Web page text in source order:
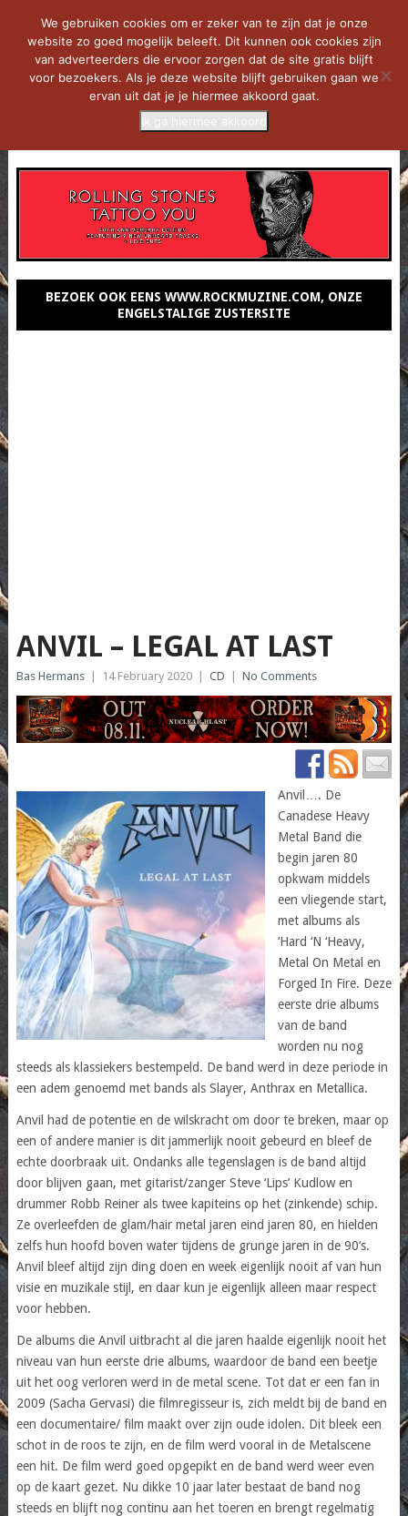
BEZOEK OOK EENS WWW.ROCKMUZINE.COM, ONZE
ENGELSTALIGE ZUSTERSITE
ANVIL – LEGAL AT LAST
Bas Hermans 14 February 2020 CD No Comments
Anvil…. De
Canadese Heavy
Metal Band die
begin jaren 80
opkwam middels
een vliegende start,
met albums als
‘Hard ‘N ‘Heavy,
Metal On Metal en
Forged In Fire. Deze
eerste drie albums
van de band
worden nu nog
steeds als klassiekers bestempeld. De band werd in deze periode in
een adem genoemd met bands als Slayer, Anthrax en Metallica.
Anvil had de potentie en de wilskracht om door te breken, maar op
een of andere manier is dit jammerlijk nooit gebeurd en bleef de
echte doorbraak uit. Ondanks alle tegenslagen is de band altijd
door blijven gaan, met gitarist/zanger Steve ‘Lips’ Kudlow en
drummer Robb Reiner als twee kapiteins op het (zinkende) schip.
Ze overleefden de glam/hair metal jaren eind jaren 80, en hielden
zelfs hun hoofd boven water tijdens de grunge jaren in de 90’s.
Anvil bleef altijd zijn ding doen en week eigenlijk nooit af van hun
visie en muzikale stijl, en daar kun je eigenlijk alleen maar respect
voor hebben.
De albums die Anvil uitbracht al die jaren haalde eigenlijk nooit het
niveau van hun eerste drie albums, waardoor de band een beetje
uit het oog verloren werd in de metal scene. Tot dat er een fan in
2009 (Sacha Gervasi) die filmregisseur is, zich meldt bij de band en
een documentaire/ film maakt over zijn oude idolen. Dit bleek een
schot in de roos te zijn, en de film werd vooral in de Metalscene
een hit. De film werd goed opgepikt en de band werd weer even
op de kaart gezet. Nu dikke 10 jaar later bestaat de band nog
steeds en blijft nog continu aan het toeren en brengt regelmatig
We gebruiken cookies om er zeker van te zijn dat je onze
website zo goed mogelijk beleeft. Dit kunnen ook cookies zijn
van adverteerders die ervoor zorgen dat de site gratis blijft
voor bezoekers. Als je deze website blijft gebruiken gaan we
ervan uit dat je je hiermee akkoord gaat.
Ik ga hiermee akkoord